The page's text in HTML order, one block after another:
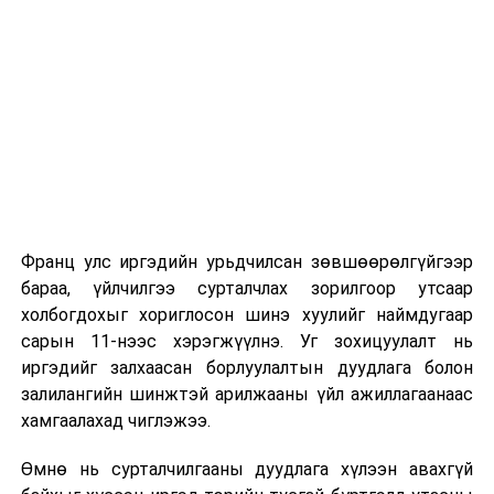
2026 оны 9 дүгээр сарын 13-наас оюутнуудыг
дотуур байранд оруулж эхэлнэ.
Сургууль, цэцэрлэгийн үйл ажиллагааны
зохицуулалт
2026 оны 8 дугаар сарын 17–28-ны өдрүүдэд
байранд элсэлт, бүртгэл болон бусад аливаа
Франц улс иргэдийн урьдчилсан зөвшөөрөлгүйгээр
бараа, үйлчилгээ сурталчлах зорилгоор утсаар
холбогдохыг хориглосон шинэ хуулийг наймдугаар
сарын 11-нээс хэрэгжүүлнэ. Уг зохицуулалт нь
иргэдийг залхаасан борлуулалтын дуудлага болон
залилангийн шинжтэй арилжааны үйл ажиллагаанаас
хамгаалахад чиглэжээ.
Өмнө нь сурталчилгааны дуудлага хүлээн авахгүй